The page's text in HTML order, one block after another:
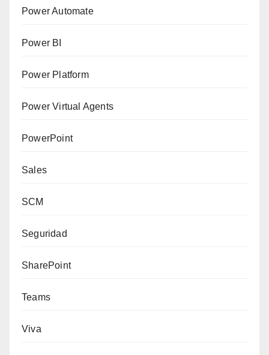
Power Automate
Power BI
Power Platform
Power Virtual Agents
PowerPoint
Sales
SCM
Seguridad
SharePoint
Teams
Viva